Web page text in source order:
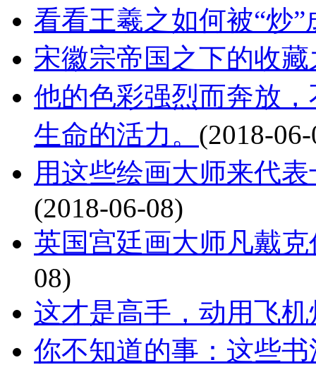
看看王羲之如何被“炒”
宋徽宗帝国之下的收藏
他的色彩强烈而奔放
生命的活力。 (2018-
用这些绘画大师来代
(2018-06-08)
英国宫廷画大师凡戴
08)
这才是高手，动用飞
你不知道的事：这些